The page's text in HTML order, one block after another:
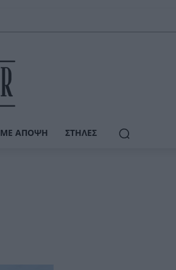
ΜΕ ΆΠΟΨΗ ΣΤΉΛΕΣ